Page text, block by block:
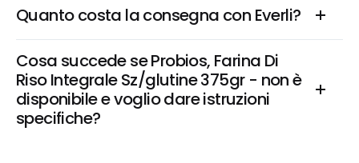
Quanto costa la consegna con Everli?
Cosa succede se Probios, Farina Di
Riso Integrale Sz/glutine 375gr - non è
disponibile e voglio dare istruzioni
specifiche?